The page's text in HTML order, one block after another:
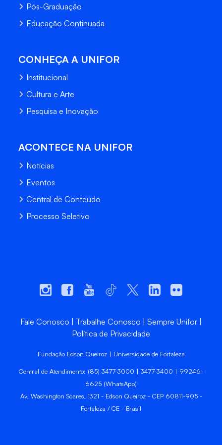
Pós-Graduação
Educação Continuada
CONHEÇA A UNIFOR
Institucional
Cultura e Arte
Pesquisa e Inovação
ACONTECE NA UNIFOR
Notícias
Eventos
Central de Conteúdo
Processo Seletivo
Fale Conosco Trabalhe Conosco
Sempre Unifor
Política de Privacidade
Fundação Edson Queiroz | Universidade de Fortaleza
Central de Atendimento: (85) 3477-3000 | 3477-3400 | 99246-
6625 (WhatsApp)
Av. Washington Soares, 1321 - Edson Queiroz - CEP 60811-905 -
Fortaleza / CE - Brasil